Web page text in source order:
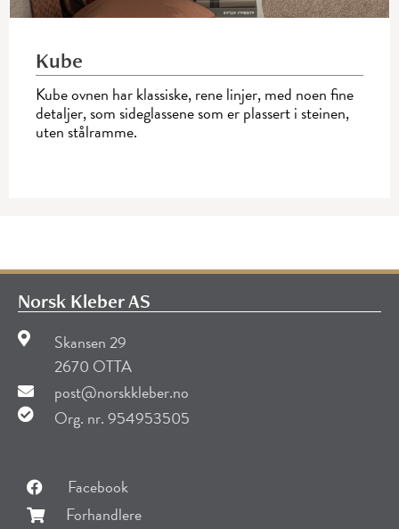
Kube
Kube ovnen har klassiske, rene linjer, med noen fine
detaljer, som sideglassene som er plassert i steinen,
uten stålramme.
Norsk Kleber AS
Skansen 29
2670 OTTA
post@norskkleber.no
Org. nr. 954953505
Facebook
Forhandlere